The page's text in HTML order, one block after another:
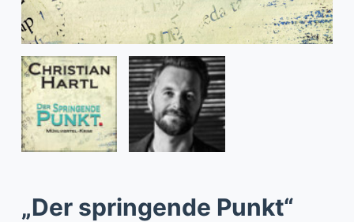
„Der springende Punkt“